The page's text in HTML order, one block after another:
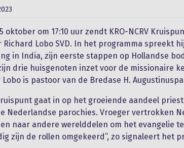
oktober om 17:10 uur zendt KRO-NCRV
Richard Lobo SVD. In het programma spreekt
in India, zijn eerste stappen op Hollandse
drie huisgenoten inzet voor de missionaire
Lobo is pastoor van de Bredase H.
gaat in op het groeiende aandeel
Nederlandse parochies. Vroeger vertrokken
naar andere werelddelen om het evangelie
zijn de rollen omgekeerd”, zo signaleert het